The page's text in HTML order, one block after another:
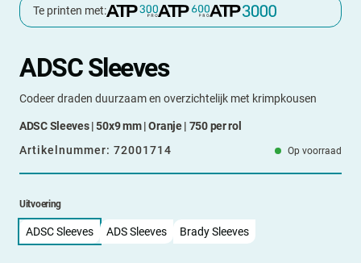
Te printen met:
ADSC Sleeves
Codeer draden duurzaam en overzichtelijk met krimpkousen
ADSC Sleeves | 50x9 mm | Oranje | 750 per rol
Artikelnummer: 72001714 Op voorraad
Uitvoering
ADSC Sleeves ADS Sleeves Brady Sleeves